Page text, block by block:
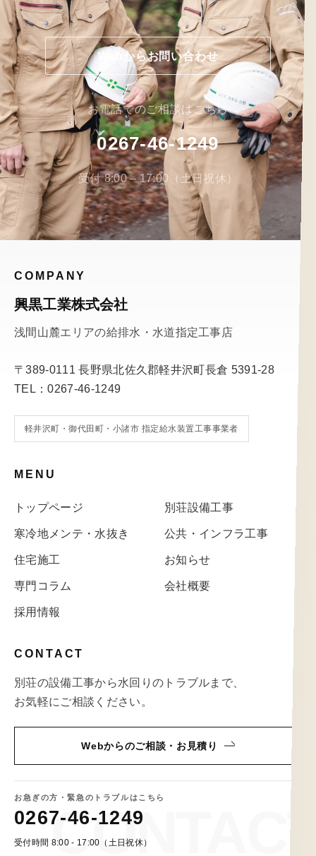
Webからお問い合わせ
お電話でのご相談はこちら
0267-46-1249
受付 8:00 – 17:00（土日祝休）
COMPANY
興黒工業株式会社
浅間山麓エリアの給排水・水道指定工事店
〒389-0111 長野県北佐久郡軽井沢町長倉 5391-28
TEL：0267-46-1249
軽井沢町・御代田町・小諸市 指定給水装置工事事業者
MENU
トップページ 別荘設備工事
寒冷地メンテ・水抜き 公共・インフラ工事
住宅施工 お知らせ
専門コラム 会社概要
採用情報
CONTACT
別荘の設備工事から水回りのトラブルまで、
お気軽にご相談ください。
Webからのご相談・お見積り
お急ぎの方・緊急のトラブルはこちら
0267-46-1249
受付時間 8:00 - 17:00（土日祝休）